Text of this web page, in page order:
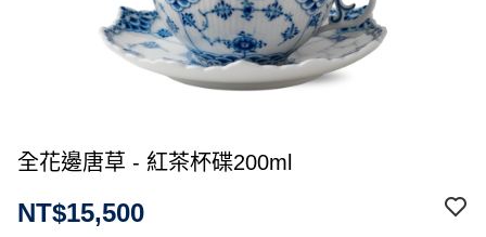
全花邊唐草 - 紅茶杯碟200ml
NT$15,500